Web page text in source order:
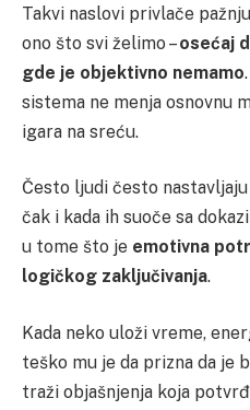
Takvi naslovi privlače
ono što svi želimo –osećaj
gde je objektivno nemamo
sistema ne menja osnovnu
igara na sreću.
Često ljudi često
čak i kada ih suoče sa
u tome što je emotivna
logičkog zaključivanja.
Kada neko uloži vreme,
teško mu je da prizna da je
traži objašnjenja koja